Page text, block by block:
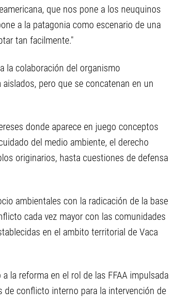
que nos pone a los neuquinos
a la patagonia como escenario de una
tan facilmente."
la colaboración del organismo
pero que se concatenan en un
donde aparece en juego conceptos
del medio ambiente, el derecho
originarios, hasta cuestiones de defensa
ambientales con la radicación de la base
cada vez mayor con las comunidades
en el ambito territorial de Vaca
la reforma en el rol de las FFAA impulsada
de conflicto interno para la intervención de